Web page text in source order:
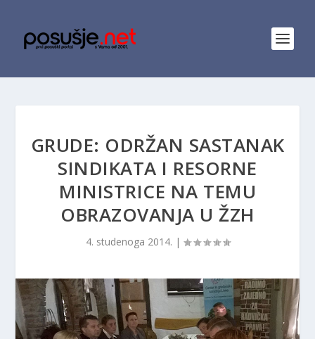
GRUDE: ODRŽAN SASTANAK
SINDIKATA I RESORNE
MINISTRICE NA TEMU
OBRAZOVANJA U ŽZH
4. studenoga 2014. |